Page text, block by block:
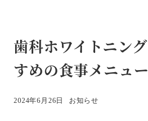
歯科ホワイトニン
すめの食事メニュ
投稿日
2024年6月26日 カテゴリー
お知らせ